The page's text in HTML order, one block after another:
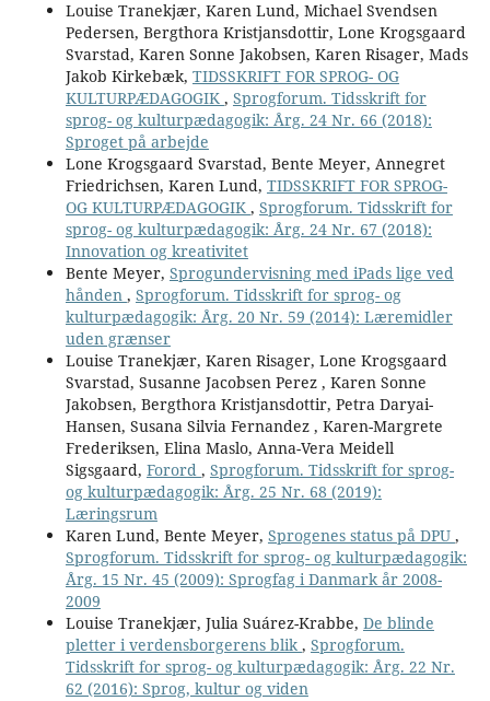
Louise Tranekjær, Karen Lund, Michael Svendsen
Pedersen, Bergthora Kristjansdottir, Lone Krogsgaard
Svarstad, Karen Sonne Jakobsen, Karen Risager, Mads
Jakob Kirkebæk, TIDSSKRIFT FOR SPROG- OG
KULTURPÆDAGOGIK , Sprogforum. Tidsskrift for
sprog- og kulturpædagogik: Årg. 24 Nr. 66 (2018):
Sproget på arbejde
Lone Krogsgaard Svarstad, Bente Meyer, Annegret
Friedrichsen, Karen Lund, TIDSSKRIFT FOR SPROG-
OG KULTURPÆDAGOGIK , Sprogforum. Tidsskrift for
sprog- og kulturpædagogik: Årg. 24 Nr. 67 (2018):
Innovation og kreativitet
Bente Meyer, Sprogundervisning med iPads lige ved
hånden , Sprogforum. Tidsskrift for sprog- og
kulturpædagogik: Årg. 20 Nr. 59 (2014): Læremidler
uden grænser
Louise Tranekjær, Karen Risager, Lone Krogsgaard
Svarstad, Susanne Jacobsen Perez , Karen Sonne
Jakobsen, Bergthora Kristjansdottir, Petra Daryai-
Hansen, Susana Silvia Fernandez , Karen-Margrete
Frederiksen, Elina Maslo, Anna-Vera Meidell
Sigsgaard, Forord , Sprogforum. Tidsskrift for sprog-
og kulturpædagogik: Årg. 25 Nr. 68 (2019):
Læringsrum
Karen Lund, Bente Meyer, Sprogenes status på DPU ,
Sprogforum. Tidsskrift for sprog- og kulturpædagogik:
Årg. 15 Nr. 45 (2009): Sprogfag i Danmark år 2008-
2009
Louise Tranekjær, Julia Suárez-Krabbe, De blinde
pletter i verdensborgerens blik , Sprogforum.
Tidsskrift for sprog- og kulturpædagogik: Årg. 22 Nr.
62 (2016): Sprog, kultur og viden